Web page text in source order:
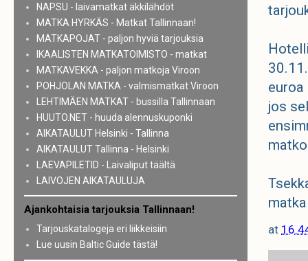
euroa
jos
at
NAPSU - laivamatkat äkkilähdöt
MATKA HYRKÄS - Matkat Tallinnaan!
MATKAPOJAT - paljon hyviä tarjouksia
IKAALISTEN MATKATOIMISTO - matkat
MATKAVEKKA - paljon matkoja Viroon
POHJOLAN MATKA - valmismatkat Viroon
LEHTIMÄEN MATKAT - bussilla Tallinnaan
HUUTO.NET - huuda alennuskuponki
AIKATAULUT Helsinki - Tallinna
AIKATAULUT Tallinna - Helsinki
LAEVAPILETID - Laivaliput täältä
LAIVOJEN AIKATAULUJA
Ajankohtaisia tarjouksia Tallinnaan!
Tarjouskatalogeja eri liikkeisiin
Lue uusin Baltic Guide tästä!